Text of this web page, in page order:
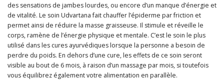
des sensations de jambes lourdes, ou encore d’un manque d’énergie et
de vitalité. Le soin Udvartana fait chauffer l’épiderme par friction et
permet ainsi de réduire la masse graisseuse. Il stimule et réveille le
corps, ramène de l’énergie physique et mentale. C’est le soin le plus
utilisé dans les cures ayurvédiques lorsque la personne a besoin de
perdre du poids. En dehors d’une cure, les effets de ce soin seront
visible au bout de 6 mois, à raison d’un massage par mois, si toutefois
vous équilibrez également votre alimentation en parallèle.